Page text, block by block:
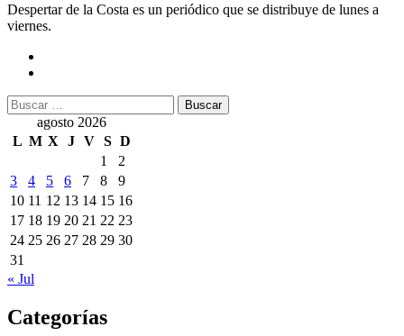
Despertar de la Costa es un periódico que se distribuye de lunes a
viernes.
Buscar:
agosto 2026
L M X J V S D
1
2
3
4 5 6 7 8
9
10 11 12 13 14 15 16
17 18 19 20 21 22 23
24 25 26 27 28 29 30
31
« Jul
Categorías